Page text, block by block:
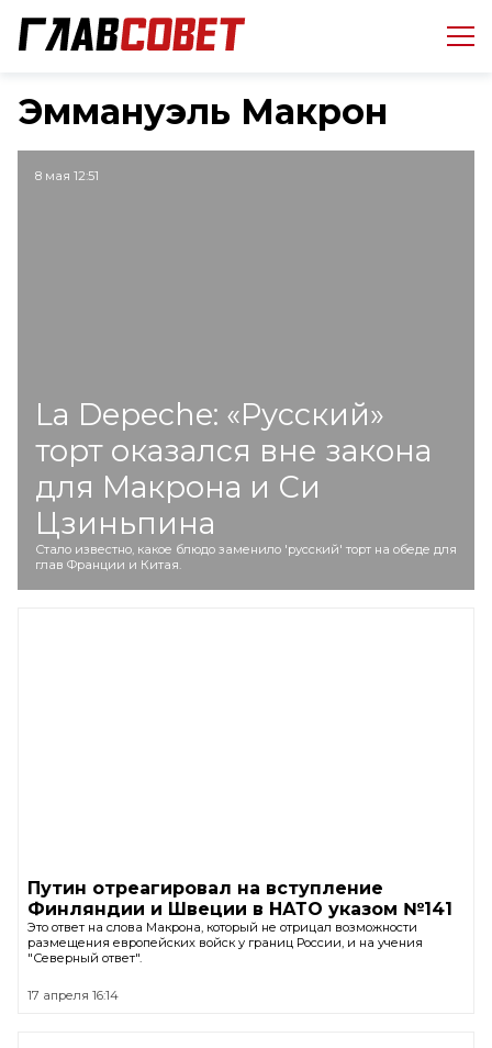
Эммануэль Макрон
8 мая 12:51
La Depeche: «Русский»
торт оказался вне закона
для Макрона и Си
Цзиньпина
Стало известно, какое блюдо заменило 'русский' торт на обеде для
глав Франции и Китая.
Путин отреагировал на вступление
Финляндии и Швеции в НАТО указом №141
Это ответ на слова Макрона, который не отрицал возможности
размещения европейских войск у границ России, и на учения
"Северный ответ".
17 апреля 16:14